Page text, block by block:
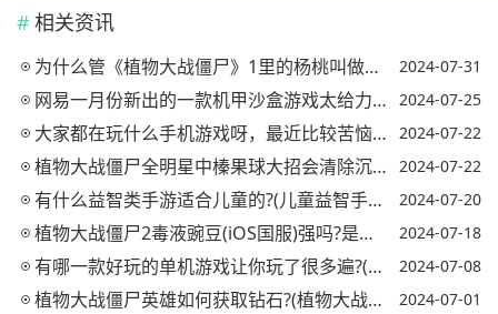
相关资讯
为什么管《植物大战僵尸》1里的杨桃叫做1437?这游戏好玩吗?(植物大战僵尸杨桃为什么叫1437大帝) 2024-07-31
网易一月份新出的一款机甲沙盒游戏太给力，玩家表示差点砸了MC的饭碗，你觉得怎么样? 2024-07-25
大家都在玩什么手机游戏呀，最近比较苦恼，找不到一个适合自己的? 2024-07-22
植物大战僵尸全明星中榛果球大招会清除沉默吗?(植物大战僵尸 榛子) 2024-07-22
有什么益智类手游适合儿童的?(儿童益智手游排行榜) 2024-07-20
植物大战僵尸2毒液豌豆(iOS国服)强吗?是百分比毒伤吗?(植物大战僵尸2毒液豌豆数据) 2024-07-18
有哪一款好玩的单机游戏让你玩了很多遍?(有哪一款好玩的单机游戏让你玩了很多遍英文) 2024-07-08
植物大战僵尸英雄如何获取钻石?(植物大战僵尸英雄如何获取钻石最快) 2024-07-01